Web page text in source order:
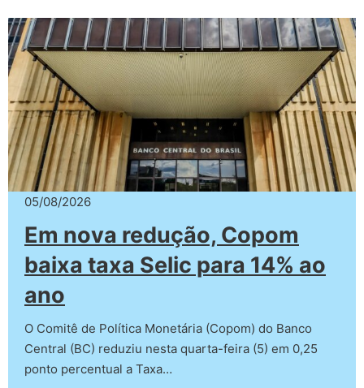
05/08/2026
Em nova redução, Copom
baixa taxa Selic para 14% ao
ano
O Comitê de Política Monetária (Copom) do Banco
Central (BC) reduziu nesta quarta-feira (5) em 0,25
ponto percentual a Taxa…